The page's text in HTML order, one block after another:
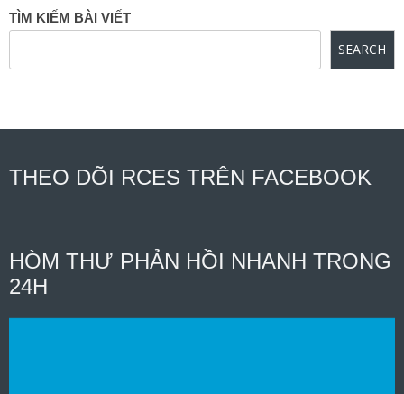
TÌM KIẾM BÀI VIẾT
SEARCH
THEO DÕI RCES TRÊN FACEBOOK
HÒM THƯ PHẢN HỒI NHANH TRONG
24H